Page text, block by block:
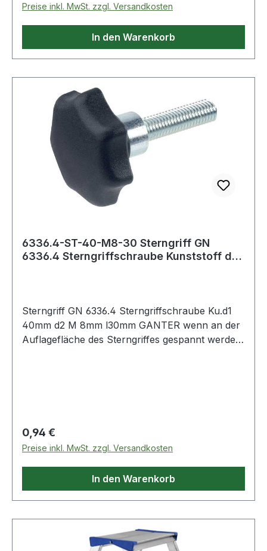
Preise inkl. MwSt. zzgl. Versandkosten
In den Warenkorb
6336.4-ST-40-M8-30 Sterngriff GN
6336.4 Sterngriffschraube Kunststoff d1
Sterngriff GN 6336.4 Sterngriffschraube Ku.d1
40mm d2 M 8mm l30mm GANTER wenn an der
Auflagefläche des Sterngriffes gespannt werden
Regulärer Preis:
0,94 €
Preise inkl. MwSt. zzgl. Versandkosten
In den Warenkorb